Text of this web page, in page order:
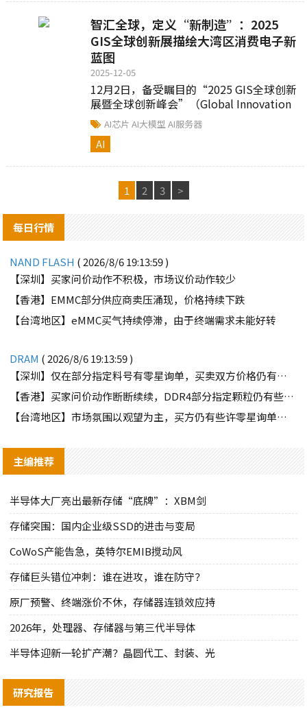
智汇全球，定义“新制造”：2025
GIS全球创新展描绘大湾区消费电子新
蓝图
2025-12-05
12月2日，备受瞩目的“2025 GIS全球创新
展暨全球创新峰会”（Global Innovation
Show）在香港亚洲国际博览馆盛大开幕...
AI芯片AI大模型AI服务器
AI
1 2 3 >
每日行情
NAND FLASH ( 2026/8/6 19:13:59 )
【深圳】买家问价动作不积极，市场议价动作较少
【香港】EMMC部分供应商卖压涌现，价格持续下跌
【台湾地区】eMMC买气持续停滞，由于终端需求未能好转
DRAM ( 2026/8/6 19:13:59 )
【深圳】仅在部分指定料号有零星询单，买卖双方价格仍有差距
【香港】买家问价动作断断续续，DDR4部分指定颗粒仍有些许询单
【台湾地区】市场氛围以观望为主，买方仍有些许零星询单释出
主编推荐
半导体大厂亮出最新存储“底牌”：XBM剑
存储突围：国内企业级SSD的进击与变局
CoWoS产能告急，英特尔EMIB搅动风
存储巨头错位冲刺：谁在进攻，谁在防守？
原厂预警、终端涨价不休，存储器连锁效应持
2026年，处理器、存储器与第三代半导体
半导体迎新一轮扩产潮？晶圆代工、封装、光
研究报告